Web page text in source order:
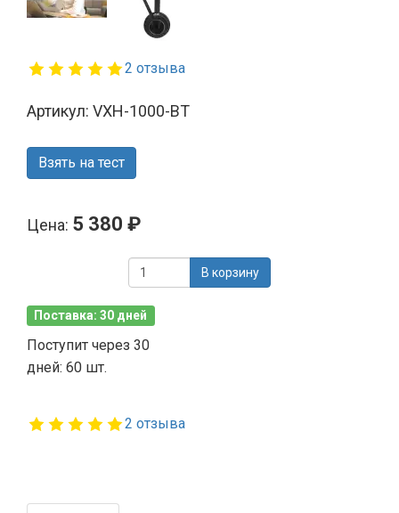
2 отзыва
Артикул: VXH-1000-BT
Взять на тест
Цена: 5 380 ₽
В корзину
Поставка: 30 дней
Поступит через 30
дней: 60 шт.
2 отзыва